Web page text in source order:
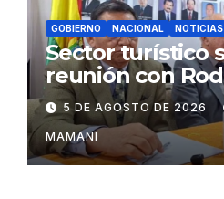
GOBIERNO NACIONAL NOTICIAS
Sector turístico
reunión con
cambios en la
del turismo
5 DE AGOSTO DE 2026
MAMANI